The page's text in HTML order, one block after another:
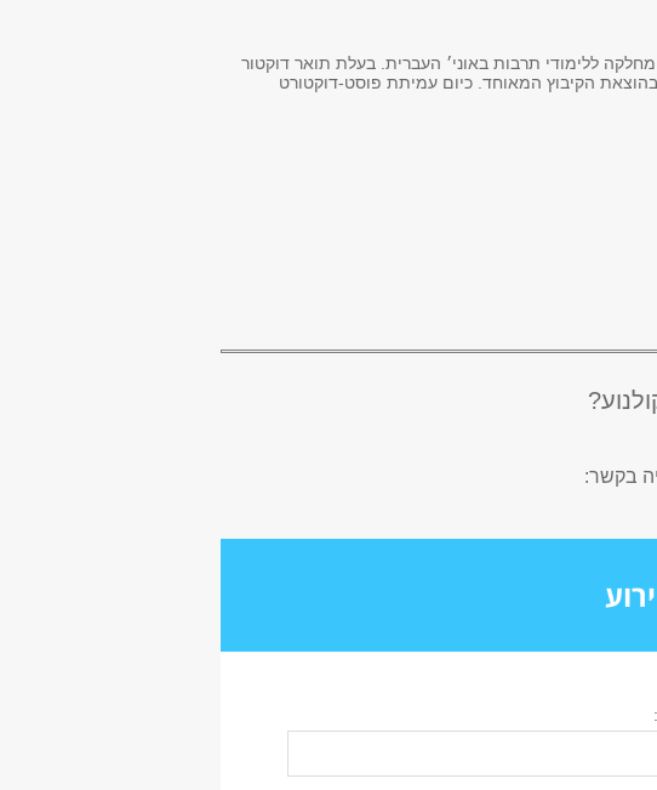
ללימודי תרבות באוני׳ העברית. בעלת תואר דוקטור
הקיבוץ המאוחד. כיום עמיתת פוסט-דוקטורט
בקשר: